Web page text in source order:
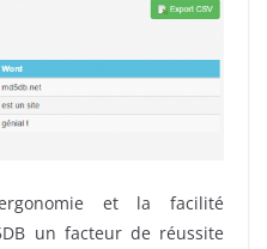
et la facilité
un facteur de réussite